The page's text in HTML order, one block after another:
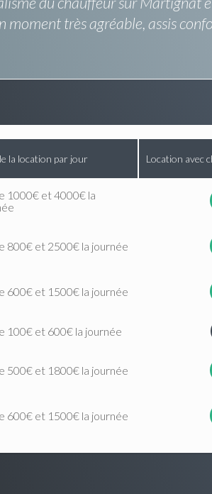
très agréable, assis
la location par jour Location avec
1000€ et 4000€ la
800€ et 2500€ la journée
600€ et 1500€ la journée
100€ et 600€ la journée
500€ et 1800€ la journée
600€ et 1500€ la journée